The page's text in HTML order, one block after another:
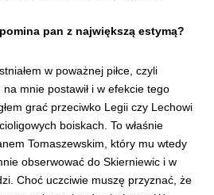
pan z największą estymą?
w poważnej piłce, czyli
mnie postawił i w efekcie tego
grać przeciwko Legii czy Lechowi
boiskach. To właśnie
Tomaszewskim, który mu wtedy
obserwować do Skierniewic i w
Choć uczciwie muszę przyznać, że